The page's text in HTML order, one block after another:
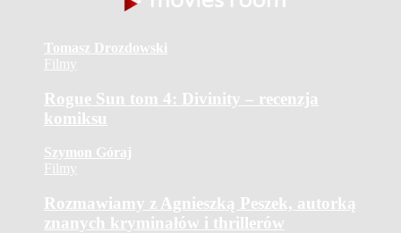
Tomasz Drozdowski
Filmy
Rogue Sun tom 4: Divinity – recenzja
komiksu
Szymon Góraj
Filmy
Rozmawiamy z Agnieszką Peszek, autorką
znanych kryminałów i thrillerów